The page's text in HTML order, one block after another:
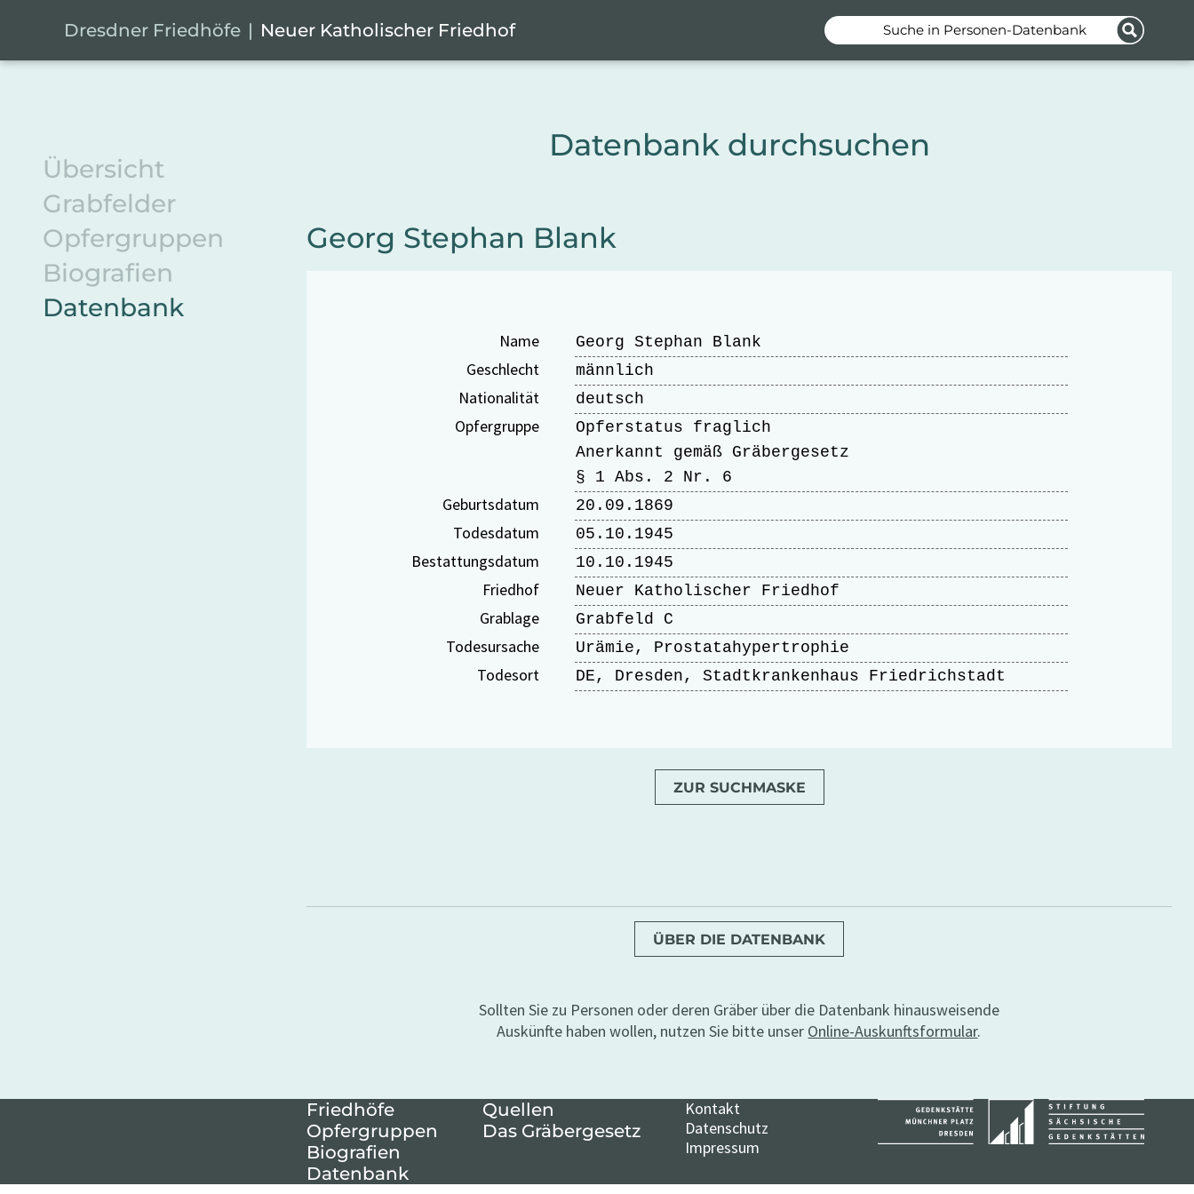
Dresdner Friedhöfe Neuer Katholischer Friedhof Suche in Personen-Datenbank
Übersicht
Grabfelder
Opfergruppen
Biografien
Datenbank
Datenbank durchsuchen
Georg Stephan Blank
Name Georg Stephan Blank
Geschlecht männlich
Nationalität deutsch
Opfergruppe
Opferstatus fraglich
Anerkannt gemäß Gräbergesetz
§ 1 Abs. 2 Nr. 6
Geburtsdatum 20.09.1869
Todesdatum 05.10.1945
Bestattungsdatum 10.10.1945
Friedhof Neuer Katholischer Friedhof
Grablage Grabfeld C
Todesursache Urämie, Prostatahypertrophie
Todesort DE, Dresden, Stadtkrankenhaus Friedrichstadt
ZUR SUCHMASKE
ÜBER DIE DATENBANK
Sollten Sie zu Personen oder deren Gräber über die Datenbank hinausweisende
Auskünfte haben wollen, nutzen Sie bitte unser Online-Auskunftsformular.
Friedhöfe
Opfergruppen
Biografien
Datenbank
Quellen
Das Gräbergesetz
Kontakt
Datenschutz
Impressum